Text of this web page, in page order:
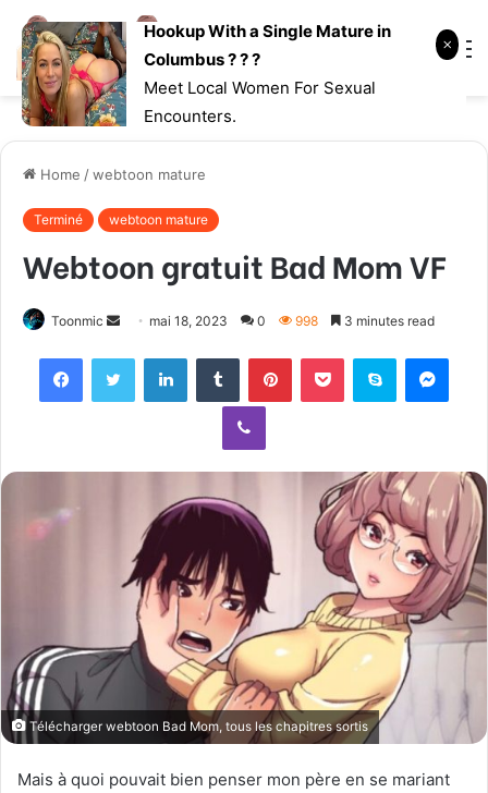
Home /webtoon mature
Terminé webtoon mature
Webtoon gratuit Bad Mom VF
Toonmic
d
l
mai 18, 2023 0 998 3 minutes read
Viber
Télécharger webtoon Bad Mom, tous les chapitres sortis
Mais à quoi pouvait bien penser mon père en se mariant
Hookup With a Single Mature in
Columbus ? ? ?
Meet Local Women For Sexual
Encounters.